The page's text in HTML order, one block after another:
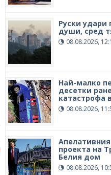
Руски удари
души, сред
08.08.2026,
Най-малко
десетки
катастрофа
08.08.2026,
проекта на
Белия дом
08.08.2026,